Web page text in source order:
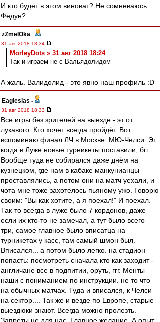
И кто будет в этом виноват? Не сомневаюсь
Федун?
zZmeIOka -
31 авг 2018 18:34
MorleyDots » 31 авг 2018 18:24
Так и играем не с Вальядолидом
А жаль. Валидолид - это явно наш профиль :D
Eaglesias -
31 авг 2018 18:33
Все игры без зрителей на выезде - эт от
лукавого. Кто хочет всегда пройдёт. Вот
вспоминаю финал ЛЧ в Москве: МЮ-Челси. Эт
когда в Луже новые турникеты поставили, бгг.
Вообще туда не собирался даже днём на
кузнецком, где нам в кабаке манкунианцы
проставлялись, а потом они на матч уехали, и
чота мне тоже захотелось пьяному ужо. Говорю
своим: "Вы как хотите, а я поехал!" И поехал.
Так-то всегда в луже было 7 кордонов, даже
если их кто-то не замечал, а тут было всего
три, самое главное было вписатца на
турникетах у касс, там самый шмон был.
Вписался... а потом было легко. на стадион
попасть: посмотреть сначала кто как заходит -
англичане все в подпитии, оруть, ггг. Менты
наши с пониманием по инструкции. не то что
на обычных матчах. Туда и вписался, к Челси
на сектор.... Так же и везде по Европе, старые
выездюки знают. Всегда можно пролезть.